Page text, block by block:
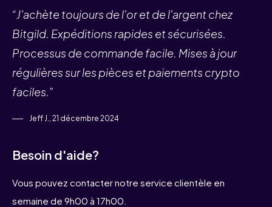
“J'achète toujours de l'or et de l'argent chez
Bitgild. Expéditions rapides et sécurisées.
Processus de commande facile. Mises à jour
régulières sur les pièces et paiements crypto
faciles.”
Jeff J., 21 décembre 2024
Besoin d'aide?
Vous pouvez contacter notre service clientèle en
semaine de 9h00 à 17h00.